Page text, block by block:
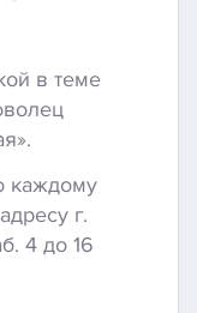
в теме
каждому
г.
4 до 16